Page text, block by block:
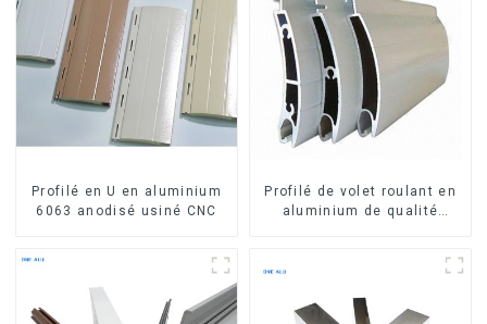
Profilé en U en aluminium
6063 anodisé usiné CNC
Profilé de volet roulant en
aluminium de qualité